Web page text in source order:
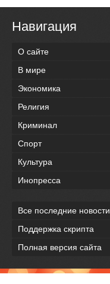
Навигация
О сайте
В мире
Экономика
Религия
Криминал
Спорт
Культура
Инопресса
Все последние новости
Поддержка скрипта
Полная версия сайта